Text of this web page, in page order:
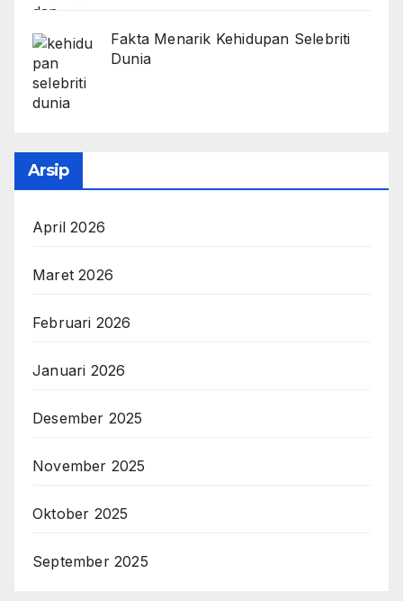
Fakta Menarik Kehidupan Selebriti
Dunia
Arsip
April 2026
Maret 2026
Februari 2026
Januari 2026
Desember 2025
November 2025
Oktober 2025
September 2025